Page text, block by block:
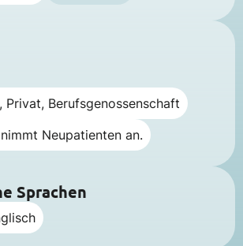
Privat, Berufsgenossenschaft
Neupatienten an.
Sprachen